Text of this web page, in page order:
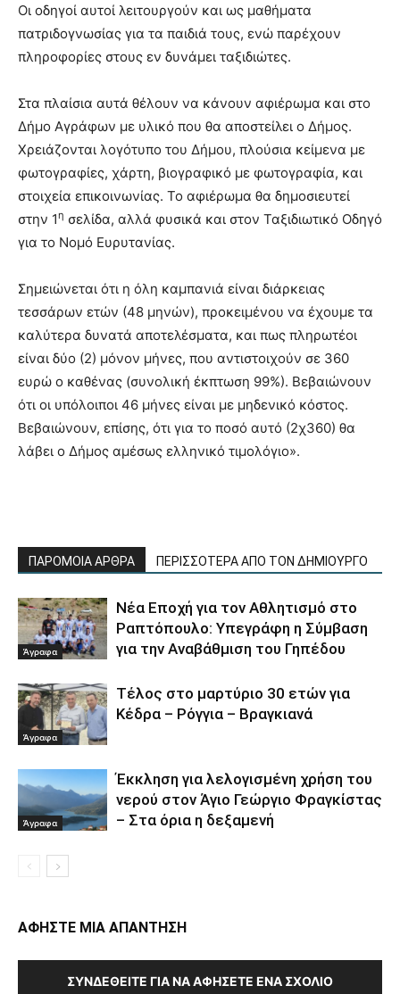
Οι οδηγοί αυτοί λειτουργούν και ως μαθήματα
πατριδογνωσίας για τα παιδιά τους, ενώ παρέχουν
πληροφορίες στους εν δυνάμει ταξιδιώτες.
Στα πλαίσια αυτά θέλουν να κάνουν αφιέρωμα και στο
Δήμο Αγράφων με υλικό που θα αποστείλει ο Δήμος.
Χρειάζονται λογότυπο του Δήμου, πλούσια κείμενα με
φωτογραφίες, χάρτη, βιογραφικό με φωτογραφία, και
στοιχεία επικοινωνίας. Το αφιέρωμα θα δημοσιευτεί
στην 1η σελίδα, αλλά φυσικά και στον Ταξιδιωτικό Οδηγό
για το Νομό Ευρυτανίας.
Σημειώνεται ότι η όλη καμπανιά είναι διάρκειας
τεσσάρων ετών (48 μηνών), προκειμένου να έχουμε τα
καλύτερα δυνατά αποτελέσματα, και πως πληρωτέοι
είναι δύο (2) μόνον μήνες, που αντιστοιχούν σε 360
ευρώ ο καθένας (συνολική έκπτωση 99%). Βεβαιώνουν
ότι οι υπόλοιποι 46 μήνες είναι με μηδενικό κόστος.
Βεβαιώνουν, επίσης, ότι για το ποσό αυτό (2χ360) θα
λάβει ο Δήμος αμέσως ελληνικό τιμολόγιο».
ΠΑΡΟΜΟΙΑ ΑΡΘΡΑ ΠΕΡΙΣΣΟΤΕΡΑ ΑΠΟ ΤΟΝ ΔΗΜΙΟΥΡΓΟ
Άγραφα
Νέα Εποχή για τον Αθλητισμό στο
Ραπτόπουλο: Υπεγράφη η Σύμβαση
για την Αναβάθμιση του Γηπέδου
Άγραφα
Τέλος στο μαρτύριο 30 ετών για
Κέδρα – Ρόγγια – Βραγκιανά
Άγραφα
Έκκληση για λελογισμένη χρήση του
νερού στον Άγιο Γεώργιο Φραγκίστας
– Στα όρια η δεξαμενή
ΑΦΗΣΤΕ ΜΙΑ ΑΠΑΝΤΗΣΗ
ΣΥΝΔΕΘΕΊΤΕ ΓΙΑ ΝΑ ΑΦΉΣΕΤΕ ΈΝΑ ΣΧΌΛΙΟ